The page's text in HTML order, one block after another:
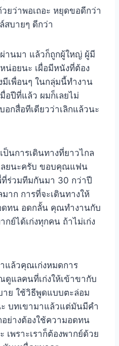
วยว่าพอเถอะ หยุดขอดีกว่า
สบายๆ ดีกว่า
านมา แล้วก็ถูกผู้ใหญ่ ผู้มี
อยนะ เผื่อมีหนังที่ต้อง
เพื่อนๆ ในกลุ่มนี้ทำงาน
อปีที่แล้ว ผมก็เลยไม่
อกสื่อทีเดียวว่าเลิกแล้วนะ
นการเดินทางที่ยาวไกล
ลยนะครับ ขอบคุณแฟน
ร่วมทีมกันมา 30 กว่าปี
าก การที่จะเดินทางให้
ดทน อดกลั้น คุณทำงานกับ
กย์ได้เก่งทุกคน ถ้าไม่เก่ง
แล้วคุณเก่งหมดการ
แลคนที่เก่งให้เข้าขากับ
ย ใช้วิธีพูดแบบตะล่อม
บทเขามาแล้วแต่มันมีคำ
ย่างต้องใช้ความอดทน
เพราะเราก็ต้องพากย์ด้วย